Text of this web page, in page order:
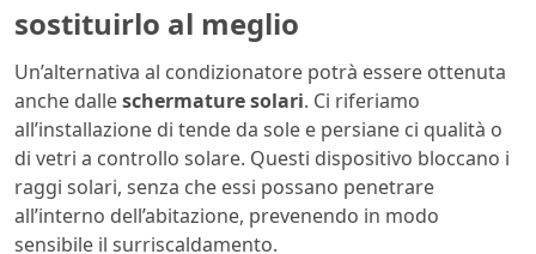
sostituirlo al meglio
Un’alternativa al condizionatore potrà essere ottenuta
anche dalleschermature solari. Ci riferiamo
all’installazione di tende da sole e persiane ci qualità o
di vetri a controllo solare. Questi dispositivo bloccano i
raggi solari, senza che essi possano penetrare
all’interno dell’abitazione, prevenendo in modo
sensibile il surriscaldamento.